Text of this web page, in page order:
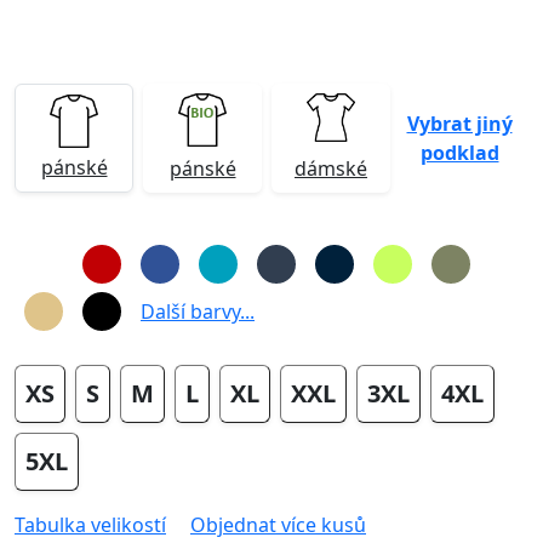
pánské pánské dámské
Vybrat jiný
podklad
Další barvy...
XS S M L XL XXL 3XL 4XL
5XL
Tabulka velikostí Objednat více kusů